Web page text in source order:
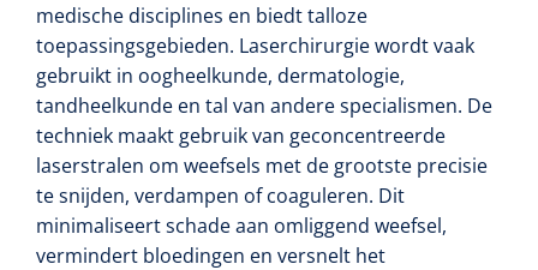
medische disciplines en biedt talloze
toepassingsgebieden. Laserchirurgie wordt vaak
gebruikt in oogheelkunde, dermatologie,
tandheelkunde en tal van andere specialismen. De
techniek maakt gebruik van geconcentreerde
laserstralen om weefsels met de grootste precisie
te snijden, verdampen of coaguleren. Dit
minimaliseert schade aan omliggend weefsel,
vermindert bloedingen en versnelt het